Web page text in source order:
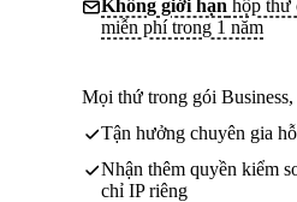
Không giới hạn hộp thư
miễn phí trong 1 năm
Mọi thứ trong gói Business,
Tận hưởng chuyên gia
Nhận thêm quyền kiểm
chỉ IP riêng